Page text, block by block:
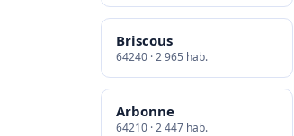
Briscous
64240 · 2 965 hab.
Arbonne
64210 · 2 447 hab.